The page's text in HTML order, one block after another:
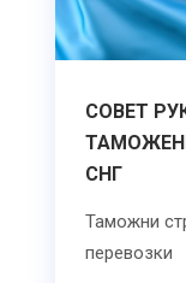
СОВЕТ
СНГ
Таможни
перевозки